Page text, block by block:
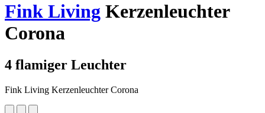
Fink Living Kerzenleuchter
Corona
4 flamiger Leuchter
Fink Living Kerzenleuchter Corona